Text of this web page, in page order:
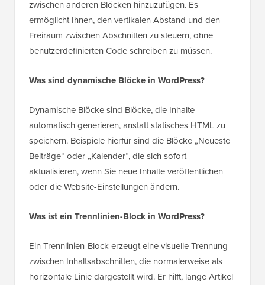
zwischen anderen Blöcken hinzuzufügen. Es
ermöglicht Ihnen, den vertikalen Abstand und den
Freiraum zwischen Abschnitten zu steuern, ohne
benutzerdefinierten Code schreiben zu müssen.
Was sind dynamische Blöcke in WordPress?
Dynamische Blöcke sind Blöcke, die Inhalte
automatisch generieren, anstatt statisches HTML zu
speichern. Beispiele hierfür sind die Blöcke „Neueste
Beiträge“ oder „Kalender“, die sich sofort
aktualisieren, wenn Sie neue Inhalte veröffentlichen
oder die Website-Einstellungen ändern.
Was ist ein Trennlinien-Block in WordPress?
Ein Trennlinien-Block erzeugt eine visuelle Trennung
zwischen Inhaltsabschnitten, die normalerweise als
horizontale Linie dargestellt wird. Er hilft, lange Artikel